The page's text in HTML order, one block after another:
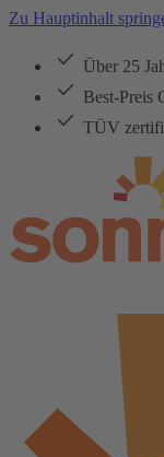
Zu Hauptinhalt
Über 25
Best-Preis
TÜV